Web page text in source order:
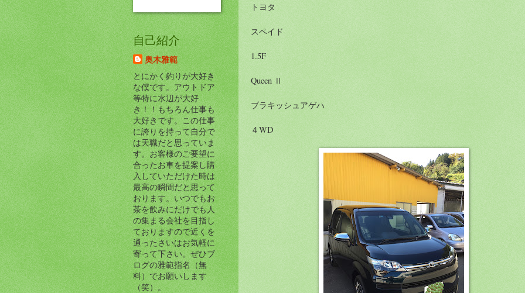
トヨタ
スペイド
1.5F
Queen Ⅱ
ブラキッシュアゲハ
４WD
自己紹介
奥木雅範
とにかく釣りが大好き
な僕です。アウトドア
等特に水辺が大好
き！！もちろん仕事も
大好きです。この仕事
に誇りを持って自分で
は天職だと思っていま
す。お客様のご要望に
合ったお車を提案し購
入していただけた時は
最高の瞬間だと思って
おります。いつでもお
茶を飲みにだけでも人
の集まる会社を目指し
ておりますので近くを
通ったさいはお気軽に
寄って下さい。ぜひブ
ログの雅範指名（無
料）でお願いします
（笑）。